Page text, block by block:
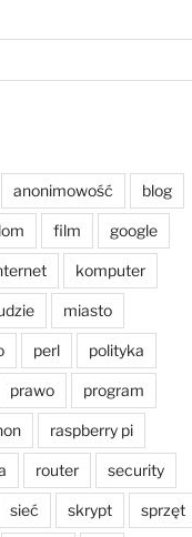
anonimowość blog
film google
komputer
miasto
perl polityka
prawo program
raspberry pi
router security
sieć skrypt sprzęt